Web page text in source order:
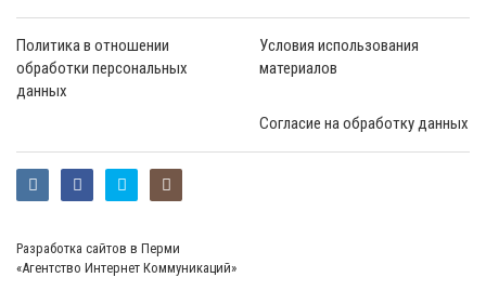
Политика в отношении
обработки персональных
данных
Условия использования
материалов
Согласие на обработку данных
Разработка сайтов в Перми
«Агентство Интернет Коммуникаций»